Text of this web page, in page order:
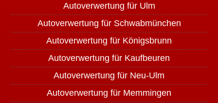
Autoverwertung für Ulm
Autoverwertung für Schwabmünchen
Autoverwertung für Königsbrunn
Autoverwertung für Kaufbeuren
Autoverwertung für Neu-Ulm
Autoverwertung für Memmingen